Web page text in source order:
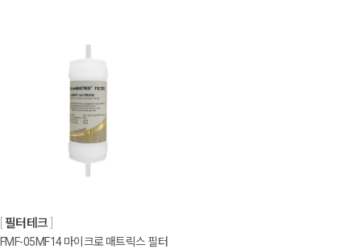
필터테크
FMF-05MF14 마이크로 매트릭스 필터